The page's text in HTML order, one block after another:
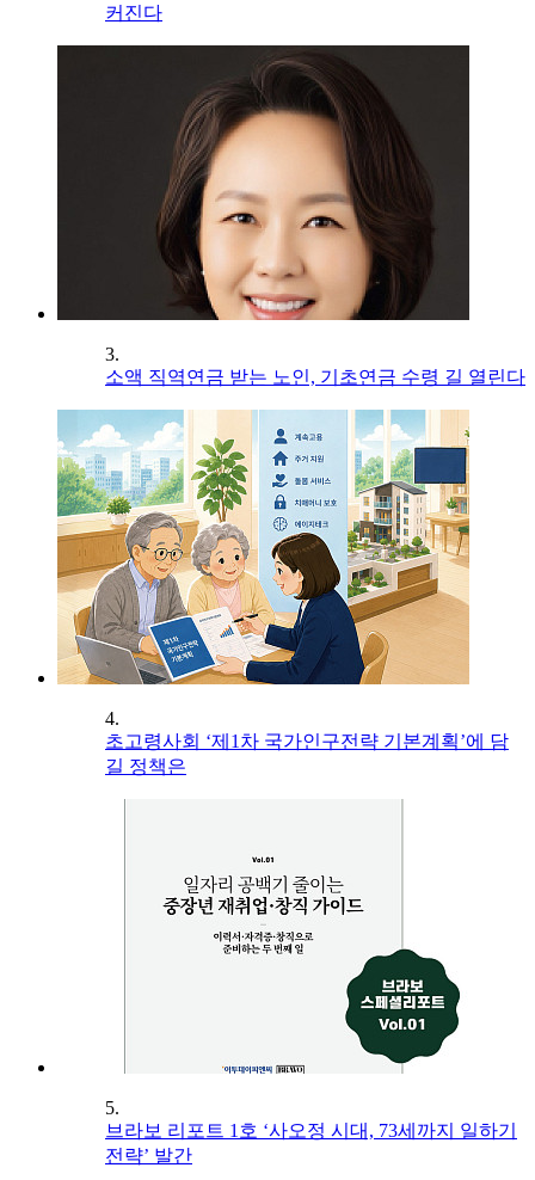
커진다
3.
소액 직역연금 받는 노인, 기초연금 수령 길 열린다
4.
초고령사회 ‘제1차 국가인구전략 기본계획’에 담
길 정책은
5.
브라보 리포트 1호 ‘사오정 시대, 73세까지 일하기
전략’ 발간